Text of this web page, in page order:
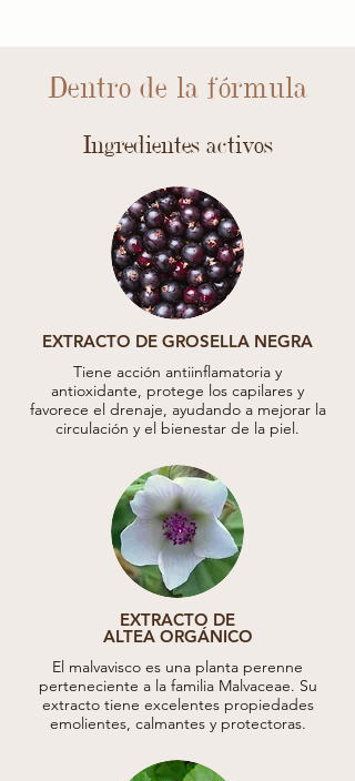
Dentro de la fórmula
Ingredientes activos
EXTRACTO DE GROSELLA NEGRA
Tiene acción antiinflamatoria y
antioxidante, protege los capilares y
favorece el drenaje, ayudando a mejorar la
circulación y el bienestar de la piel.
EXTRACTO DE
ALTEA ORGÁNICO
El malvavisco es una planta perenne
perteneciente a la familia Malvaceae. Su
extracto tiene excelentes propiedades
emolientes, calmantes y protectoras.